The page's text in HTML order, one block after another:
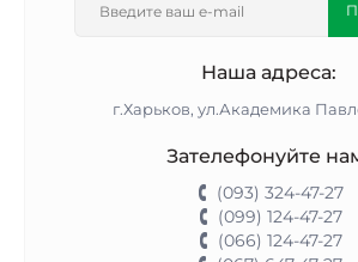
Наша адреса:
г.Харьков, ул.Академика
Зателефонуйте
(093) 324-47-27
(099) 124-47-27
(066) 124-47-27